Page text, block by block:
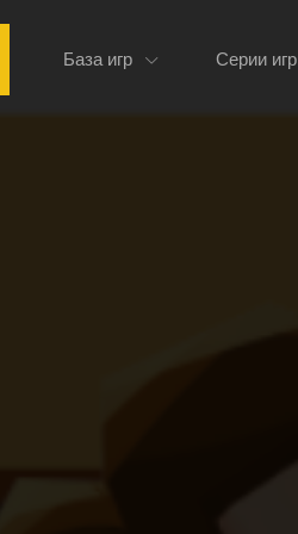
База игр Серии игр